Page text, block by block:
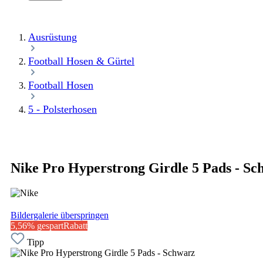
Ausrüstung
Football Hosen & Gürtel
Football Hosen
5 - Polsterhosen
Nike Pro Hyperstrong Girdle 5 Pads -
Bildergalerie überspringen
5,56% gespartRabatt
Tipp